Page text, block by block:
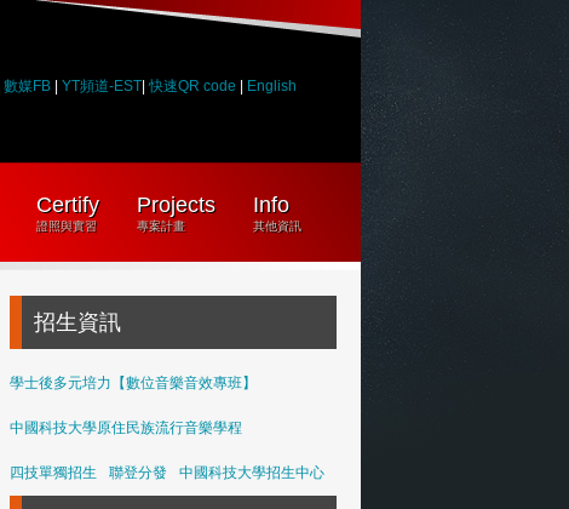
數媒FB YT頻道-EST |快速QR code English
Certify
證照與實習
Projects
專案計畫
Info
其他資訊
招生資訊
學士後多元培力【數位音樂音效專班】
中國科技大學原住民族流行音樂學程
四技單獨招生 聯登分發 中國科技大學招生中心